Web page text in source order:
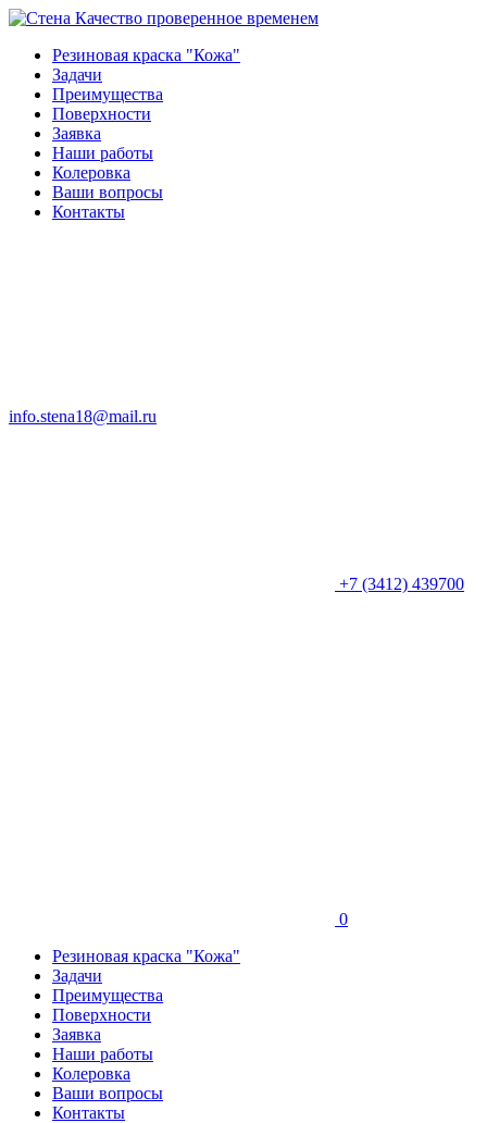
Качество проверенное временем
Резиновая краска "Кожа"
Задачи
Преимущества
Поверхности
Заявка
Наши работы
Колеровка
Ваши вопросы
Контакты
info.stena18@mail.ru
+7 (3412) 439700
0
Резиновая краска "Кожа"
Задачи
Преимущества
Поверхности
Заявка
Наши работы
Колеровка
Ваши вопросы
Контакты